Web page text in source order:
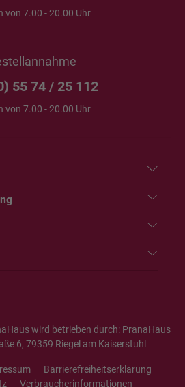
von 7.00 - 20.00 Uhr
55 74 / 25 112
von 7.00 - 20.00 Uhr
wird betrieben durch: PranaHaus
6, 79359 Riegel am Kaiserstuhl
Barrierefreiheitserklärung
Verbraucherinformationen